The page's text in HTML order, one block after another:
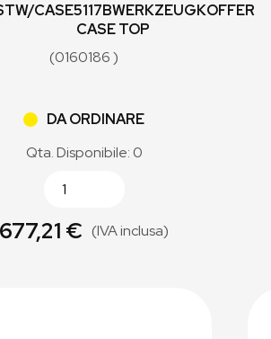
CASE5117BWERKZEUGKOFFER
CASE TOP
(0160186 )
DA ORDINARE
Qta. Disponibile: 0
677,21 € (IVA inclusa)